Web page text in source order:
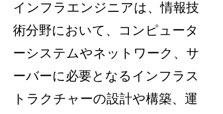
インフラエンジニアは、情報技
術分野において、コンピュータ
ーシステムやネットワーク、サ
ーバーに必要となるインフラス
トラクチャーの設計や構築、運